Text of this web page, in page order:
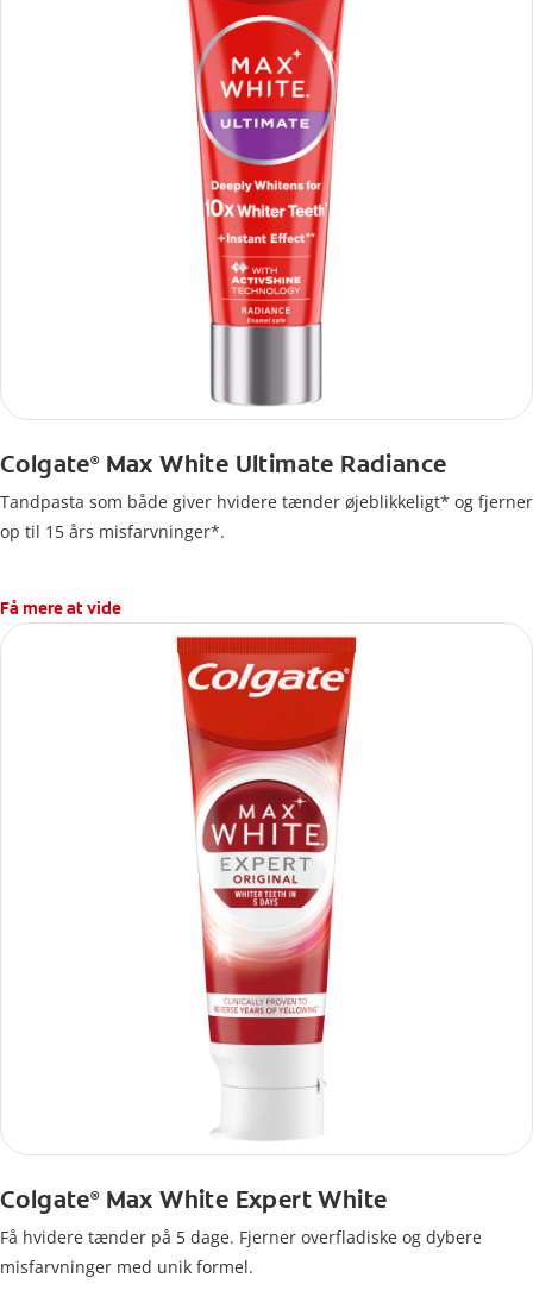
Colgate®Max White Ultimate Radiance
Tandpasta som både giver hvidere tænder øjeblikkeligt* og fjerner
op til 15 års misfarvninger*.
Få mere at vide
Colgate®Max White Expert White
Få hvidere tænder på 5 dage. Fjerner overfladiske og dybere
misfarvninger med unik formel.